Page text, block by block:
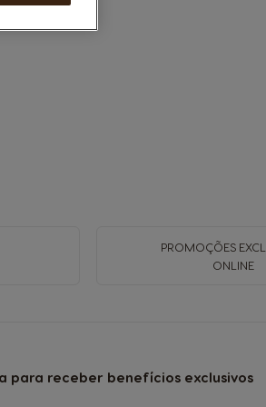
PROMOÇÕES
ONLINE
para receber benefícios exclusivos